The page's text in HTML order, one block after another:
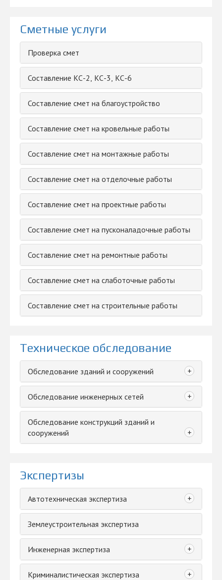
Сметные услуги
Проверка смет
Составление КС-2, КС-3, КС-6
Составление смет на благоустройство
Составление смет на кровельные работы
Составление смет на монтажные работы
Составление смет на отделочные работы
Составление смет на проектные работы
Составление смет на пусконаладочные работы
Составление смет на ремонтные работы
Составление смет на слаботочные работы
Составление смет на строительные работы
Техническое обследование
Обследование зданий и сооружений +
Обследование инженерных сетей +
Обследование конструкций зданий и
сооружений
+
Экспертизы
Автотехническая экспертиза +
Землеустроительная экспертиза
Инженерная экспертиза +
Криминалистическая экспертиза +